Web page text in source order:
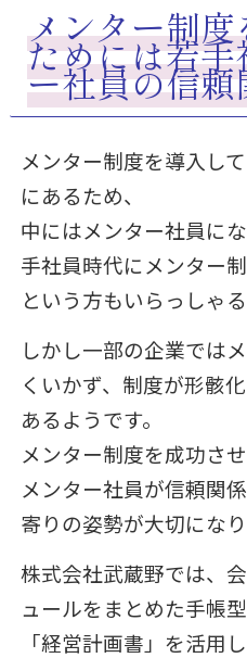
メンター制
ためには若
ー社員の信
メンター制度を導入し
にあるため、
中にはメンター社員に
手社員時代にメンター
という方もいらっしゃ
しかし一部の企業では
くいかず、制度が形骸
あるようです。
メンター制度を成功さ
メンター社員が信頼関
寄りの姿勢が大切になり
株式会社武蔵野では、
ュールをまとめた手帳
「経営計画書」を活用